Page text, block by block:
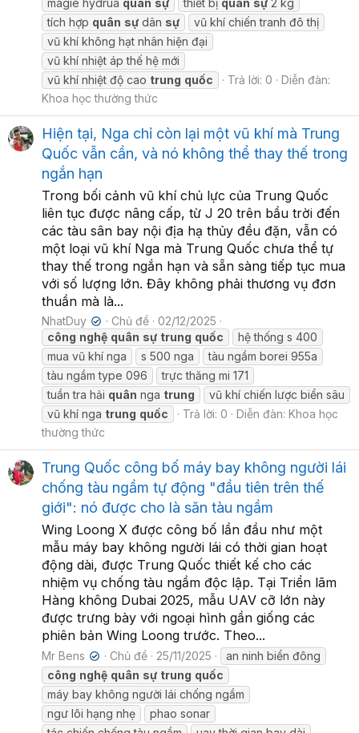
tích hợp quân sự dân sự
vũ khí chiến tranh đô thị
vũ khí không hạt nhân hiện đại
vũ khí nhiệt áp thế hệ mới
vũ khí nhiệt độ cao trung quốc Trả lời: 0
Diễn đàn:
Khoa học thường thức
Hiện tại, Nga chỉ còn lại một vũ khí mà Trung
Quốc vẫn cần, và nó không thể thay thế trong
ngắn hạn
Trong bối cảnh vũ khí chủ lực của Trung Quốc
liên tục được nâng cấp, từ J 20 trên bầu trời đến
các tàu sân bay nội địa hạ thủy đều đặn, vẫn có
một loại vũ khí Nga mà Trung Quốc chưa thể tự
thay thế trong ngắn hạn và sẵn sàng tiếp tục mua
với số lượng lớn. Đây không phải thương vụ đơn
thuần mà là...
NhatDuy ✔ Chủ đề
02/12/2025
công nghệ quân sự trung quốc
hệ thống s 400
mua vũ khí nga
s 500 nga
tàu ngầm borei 955a
tàu ngầm type 096
trực thăng mi 171
tuần tra hải quân nga trung
vũ khí chiến lược biển sâu
vũ khí nga trung quốc Trả lời: 0 Diễn đàn: Khoa học
thường thức
Trung Quốc công bố máy bay không người lái
chống tàu ngầm tự động "đầu tiên trên thế
giới": nó được cho là săn tàu ngầm
Wing Loong X được công bố lần đầu như một
mẫu máy bay không người lái có thời gian hoạt
động dài, được Trung Quốc thiết kế cho các
nhiệm vụ chống tàu ngầm độc lập. Tại Triển lãm
Hàng không Dubai 2025, mẫu UAV cỡ lớn này
được trưng bày với ngoại hình gần giống các
phiên bản Wing Loong trước. Theo...
Mr Bens ✔ Chủ đề 25/11/2025
an ninh biển đông
công nghệ quân sự trung quốc
máy bay không người lái chống ngầm
ngư lôi hạng nhẹ
phao sonar